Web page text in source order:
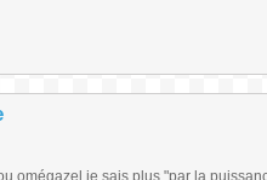
omégazel je sais plus "par la